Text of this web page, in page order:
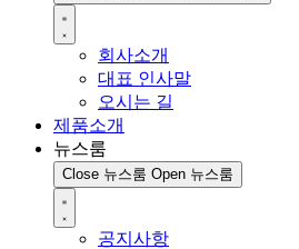
회사소개
대표 인사말
오시는 길
제품소개
뉴스룸
Close 뉴스룸 Open 뉴스룸
공지사항